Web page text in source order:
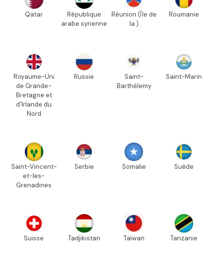
Qatar
République
arabe syrienne
Réunion (Île de
la )
Roumanie
Royaume-Uni
de Grande-
Bretagne et
d'Irlande du
Nord
Russie
Saint-
Barthélemy
Saint-Marin
Saint-Vincent-
et-les-
Grenadines
Serbie Somalie Suède
Suisse Tadjikistan Taïwan Tanzanie